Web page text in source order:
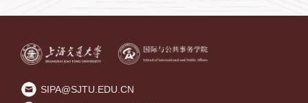
SIPA@SJTU.EDU.CN